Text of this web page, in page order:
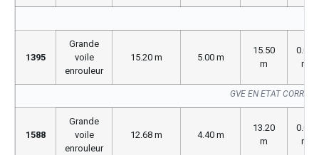
1395
Grande
voile
enrouleur
15.20 m 5.00 m
15.50
m
0.00
m
GVE EN ETAT
1588
Grande
voile
enrouleur
12.68 m 4.40 m
13.20
m
0.00
m